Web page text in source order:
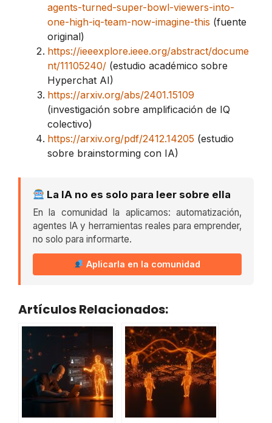
agents-turned-super-bowl-viewers-into-
one-high-iq-team-now-imagine-this (fuente
original)
https://ieeexplore.ieee.org/abstract/docume
nt/11105240/ (estudio académico sobre
Hyperchat AI)
https://arxiv.org/abs/2401.15109
(investigación sobre amplificación de IQ
colectivo)
https://arxiv.org/pdf/2412.14205 (estudio
sobre brainstorming con IA)
La IA no es solo para leer sobre ella
En la comunidad la aplicamos: automatización,
agentes IA y herramientas reales para emprender,
no solo para informarte.
Aplicarla en la comunidad
Artículos Relacionados: